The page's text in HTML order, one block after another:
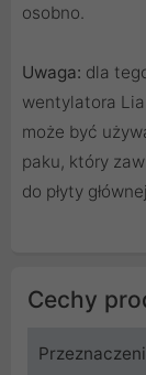
osobno.
Uwaga: dla
wentylatora
może być
paku, który
do płyty
Cechy